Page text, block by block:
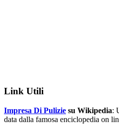
Link Utili
Impresa Di Pulizie su Wikipedia:
data dalla famosa enciclopedia on